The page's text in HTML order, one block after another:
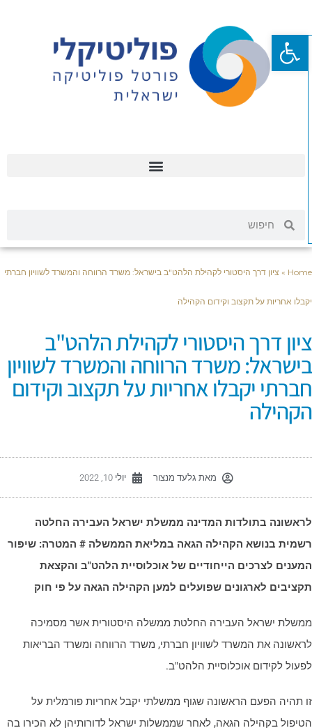
»ציון דרך היסטורי לקהילת הלהט"ב בישראל: משרד הרווחה והמשרד לשוויון חברתי
אחריות על תקצוב וקידום הקהילה
דרך היסטורי לקהילת הלהט"ב
משרד הרווחה והמשרד לשוויון
יקבלו אחריות על תקצוב וקידום
מאתגלעד מנצור יולי 10, 2022
בתולדות המדינה ממשלת ישראל העבירה החלטה
בנושא הקהילה הגאה במליאת הממשלה # המטרה: שיפור
לצרכים הייחודיים של אוכלוסיית הלהט"ב והקצאת
לארגונים שפועלים למען הקהילה הגאה על פי חוק
ישראל העבירה החלטת ממשלה היסטורית אשר מסמיכה
את המשרד לשוויון חברתי, משרד הרווחה ומשרד הבריאות
לקידום אוכלוסיית הלהט"ב.
תהיה הפעם הראשונה שגוף ממשלתי יקבל אחריות פורמלית על
בקהילה הגאה, לאחר שממשלות ישראל לדורותיהן לא הכירו בה
פתח סרגל נגישות